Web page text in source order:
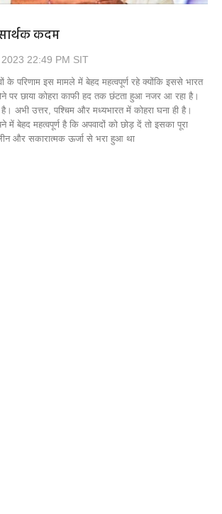
कदम
22:49 PM SIT
के परिणाम इस मामले में बेहद महत्वपूर्ण रहे क्योंकि इससे भारत
पर छाया कोहरा काफी हद तक छंटता हुआ नजर आ रहा है।
अभी उत्तर, पश्चिम और मध्यभारत में कोहरा घना ही है।
में बेहद महत्वपूर्ण है कि अपवादों को छोड़ दें तो इसका पूरा
और सकारात्मक ऊर्जा से भरा हुआ था